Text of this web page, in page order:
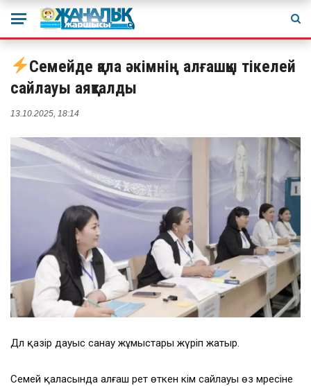
Семейде қала әкімнің алғашқы тікелей
сайлауы аяқталды
13.10.2025, 18:14
Дәл қазір дауыс санау жұмыстары жүріп жатыр.
Семей қаласында алғаш рет өткен әкім сайлауы өз мәресіне